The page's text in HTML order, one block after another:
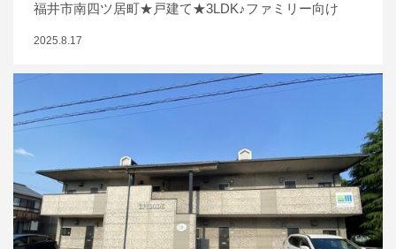
福井市南四ツ居町★戸建て★3LDK♪ファミリー向け
2025.8.17